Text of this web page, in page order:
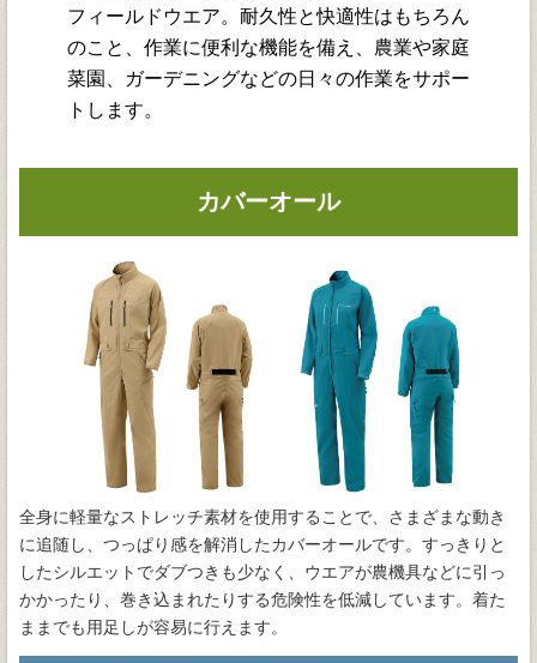
フィールドウエア。耐久性と快適性はもちろん
のこと、作業に便利な機能を備え、農業や家庭
菜園、ガーデニングなどの日々の作業をサポー
トします。
カバーオール
全身に軽量なストレッチ素材を使用することで、さまざまな動き
に追随し、つっぱり感を解消したカバーオールです。すっきりと
したシルエットでダブつきも少なく、ウエアが農機具などに引っ
かかったり、巻き込まれたりする危険性を低減しています。着た
ままでも用足しが容易に行えます。